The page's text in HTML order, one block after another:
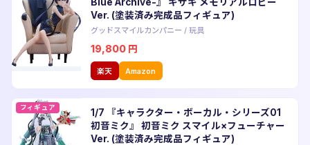
Ver. (塗装済み完成品フィギュア)
グッドスマイルカンパニー / 玩具
19,800 円
楽天 Amazon
フィギュア
1/7 『キャラクター・ボーカル・シリーズ01
初音ミク』 初音ミク スマイル×フューチャー
Ver. (塗装済み完成品フィギュア)